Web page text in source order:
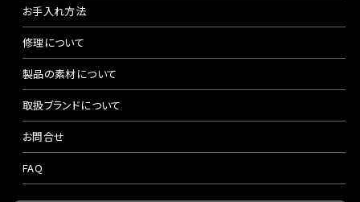
お手入れ方法
修理について
製品の素材について
取扱ブランドについて
お問合せ
FAQ